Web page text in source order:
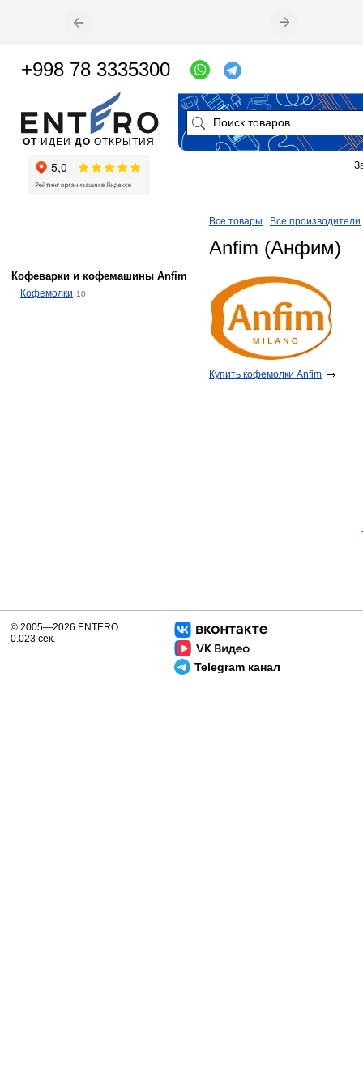
Все товары Все производители
Anfim (Анфим)
Купить кофемолки Anfim
Кофеварки и кофемашины Anfim
Кофемолки 10
ОТ ИДЕИ ДО ОТКРЫТИЯ
+998 78 3335300
Telegram канал
© 2005—2026 ENTERO
0.023 сек.